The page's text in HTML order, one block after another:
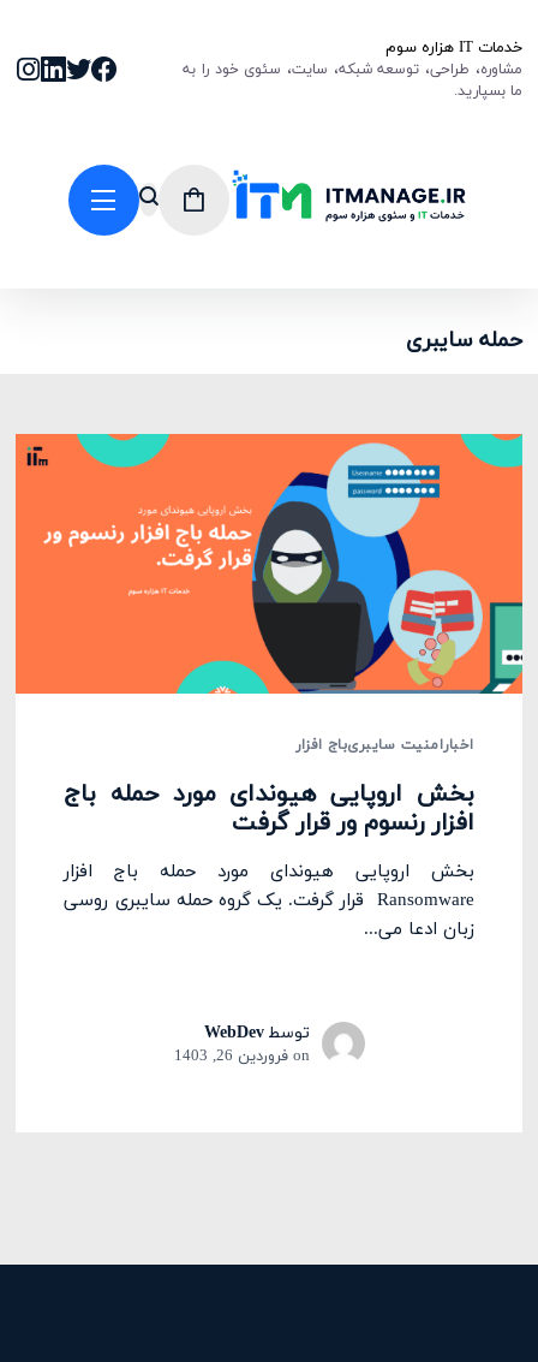
خدمات IT هزاره سوم
مشاوره، طراحی، توسعه شبکه، سایت، سئوی خود را به
ما بسپارید.
حمله سایبری
اخبارامنیت سایبریباج افزار
بخش اروپایی هیوندای مورد حمله باج
افزار رنسوم ور قرار گرفت
بخش اروپایی هیوندای مورد حمله باج افزار
Ransomware قرار گرفت. یک گروه حمله سایبری روسی
زبان ادعا می...
توسطWebDev
on فروردین 26, 1403